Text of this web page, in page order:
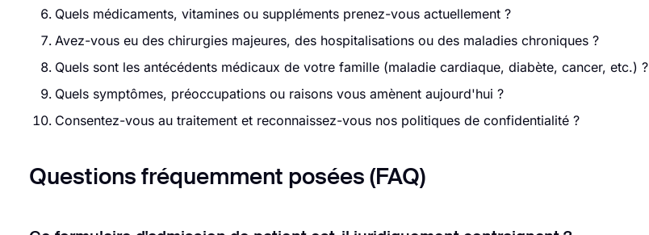
Quels médicaments, vitamines ou suppléments prenez-vous actuellement ?
Avez-vous eu des chirurgies majeures, des hospitalisations ou des maladies chroniques ?
Quels sont les antécédents médicaux de votre famille (maladie cardiaque, diabète, cancer, etc.) ?
Quels symptômes, préoccupations ou raisons vous amènent aujourd'hui ?
Consentez-vous au traitement et reconnaissez-vous nos politiques de confidentialité ?
Questions fréquemment posées (FAQ)